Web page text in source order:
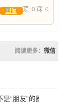
顶: 0 踩: 0
回复
阅读更多： 微信
“朋友”的圈了